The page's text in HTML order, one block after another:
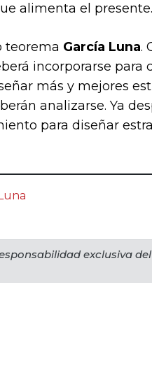
alimenta el presente.
teorema García Luna.
incorporarse para
más y mejores
analizarse. Ya
para diseñar
exclusiva